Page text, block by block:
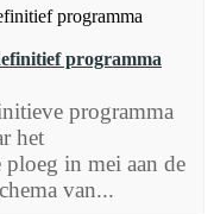
programma
programma
het
in mei aan de
van...